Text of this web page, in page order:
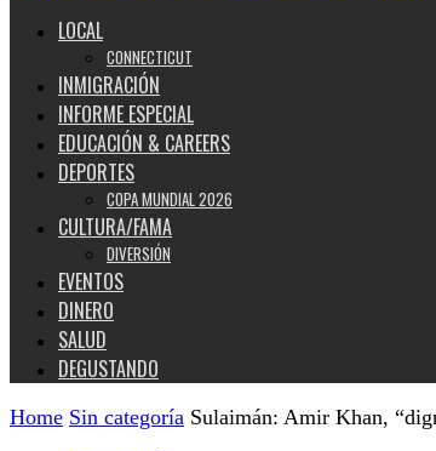
LOCAL
CONNECTICUT
INMIGRACIÓN
INFORME ESPECIAL
EDUCACIÓN & CAREERS
DEPORTES
COPA MUNDIAL 2026
CULTURA/FAMA
DIVERSIÓN
EVENTOS
DINERO
SALUD
DEGUSTANDO
Home Sin categoría Sulaimán: Amir Khan,